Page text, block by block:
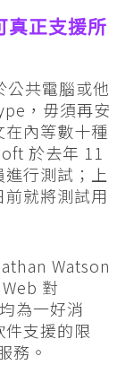
正支援所
共電腦或他
，毋須再安
內等數十種
於去年 11
行測試；上
就將測試用
Watson
對
為一好消
支援的限
務。